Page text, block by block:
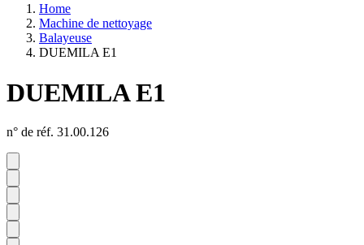
Home
Machine de nettoyage
Balayeuse
DUEMILA E1
DUEMILA E1
n° de réf. 31.00.126